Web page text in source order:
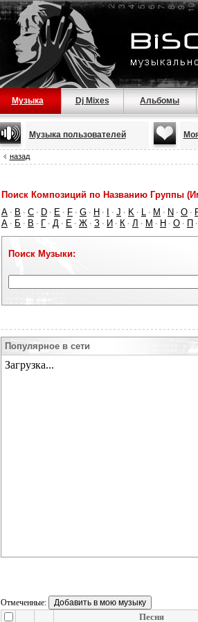
Музыка Dj Mixes Альбомы
Музыка пользователей
назад
Поиск Композиций по Названию Группы
A · B · C · D · E · F · G · H · · J · K · L · M · N · O ·
А · Б · В · Г · Д · Е · Ж · З · И · К · Л · М · Н · О · П ·
Поиск Музыки:
Популярное в сети
Отмеченные:
Песня